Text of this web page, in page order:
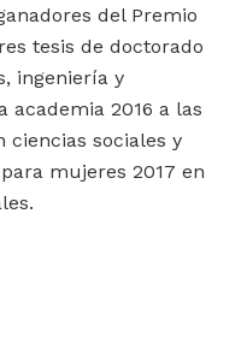
del Premio
tesis de doctorado
ingeniería y
academia 2016 a las
ciencias sociales y
mujeres 2017 en